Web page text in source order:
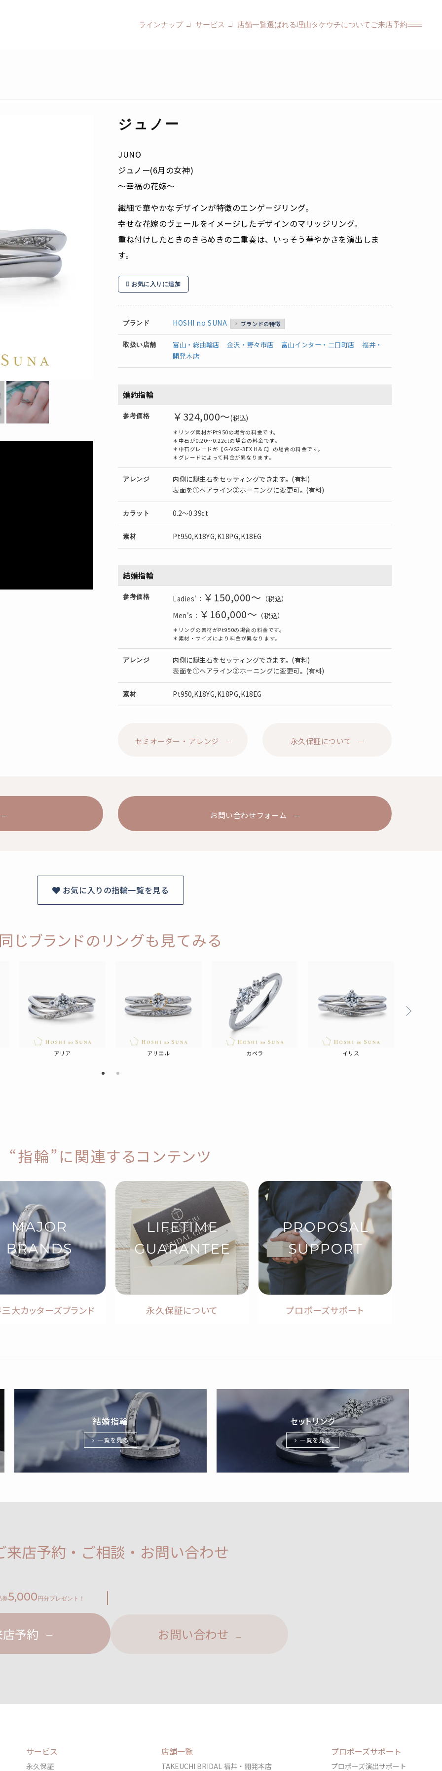
ラインナップ サービス 店舗一覧選ばれる理由タケウチについて ご来店予約
ジュノー
JUNO
ジュノー(6月の女神)
～幸福の花嫁～
繊細で華やかなデザインが特徴のエンゲージリング。
幸せな花嫁のヴェールをイメージしたデザインのマリッジリング。
重ね付けしたときのきらめきの二重奏は、いっそう華やかさを演出しま
す。
お気に入りに追加
ブランド HOSHI no SUNA ブランドの特徴
取扱い店舗 富山・総曲輪店 金沢・野々市店 富山インター・二口町店
福井・
開発本店
婚約指輪
参考価格 ￥324,000～(税込)
＊リング素材がPt950の場合の料金です。
＊中石が0.20～0.22ctの場合の料金です。
＊中石グレードが【G-VS2-3EX H＆C】の場合の料金です。
＊グレードによって料金が異なります。
アレンジ
内側に誕生石をセッティングできます。(有料)
表面を①ヘアライン②ホーニングに変更可。(有料)
カラット 0.2～0.39ct
素材 Pt950,K18YG,K18PG,K18EG
結婚指輪
参考価格 Ladies'： ￥150,000～ （税込）
Men's： ￥160,000～ （税込）
＊リングの素材がPt950の場合の料金です。
＊素材・サイズにより料金が異なります。
アレンジ
内側に誕生石をセッティングできます。(有料)
表面を①ヘアライン②ホーニングに変更可。(有料)
素材 Pt950,K18YG,K18PG,K18EG
セミオーダー・アレンジ 永久保証について
お問い合わせフォーム
お気に入りの指輪一覧を見る
同じブランドのリングも見てみる
アリア アリエル カペラ イリス
“指輪”に関連するコンテンツ
大カッターズブランド 永久保証について プロポーズサポート
結婚指輪
一覧を見る
セットリング
一覧を見る
来店予約・ご相談・お問い合わせ
券5,000円分プレゼント！
予約 お問い合わせ
サービス
永久保証
店舗一覧
TAKEUCHI BRIDAL 福井・開発本店
プロポーズサポート
プロポーズ演出サポート